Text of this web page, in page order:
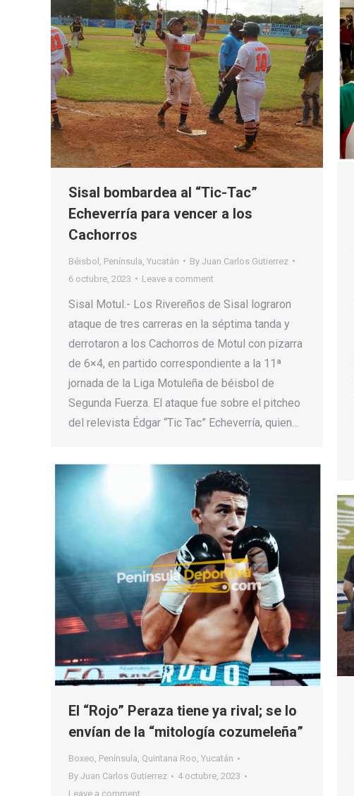
Sisal bombardea al “Tic-Tac”
Echeverría para vencer a los
Cachorros
Béisbol Península Yucatán By Juan Carlos Gutierrez
6 octubre, 2023
Leave a comment
Sisal Motul.- Los Rivereños de Sisal lograron
ataque de tres carreras en la séptima tanda y
derrotaron a los Cachorros de Motul con pizarra
de 6×4, en partido correspondiente a la 11ª
jornada de la Liga Motuleña de béisbol de
Segunda Fuerza. El ataque fue sobre el pitcheo
del relevista Édgar “Tic Tac” Echeverría, quien…
El “Rojo” Peraza tiene ya rival; se lo
envían de la “mitología cozumeleña”
Boxeo, Península, Quintana Roo, Yucatán
By Juan Carlos Gutierrez
4 octubre, 2023
Leave a comment